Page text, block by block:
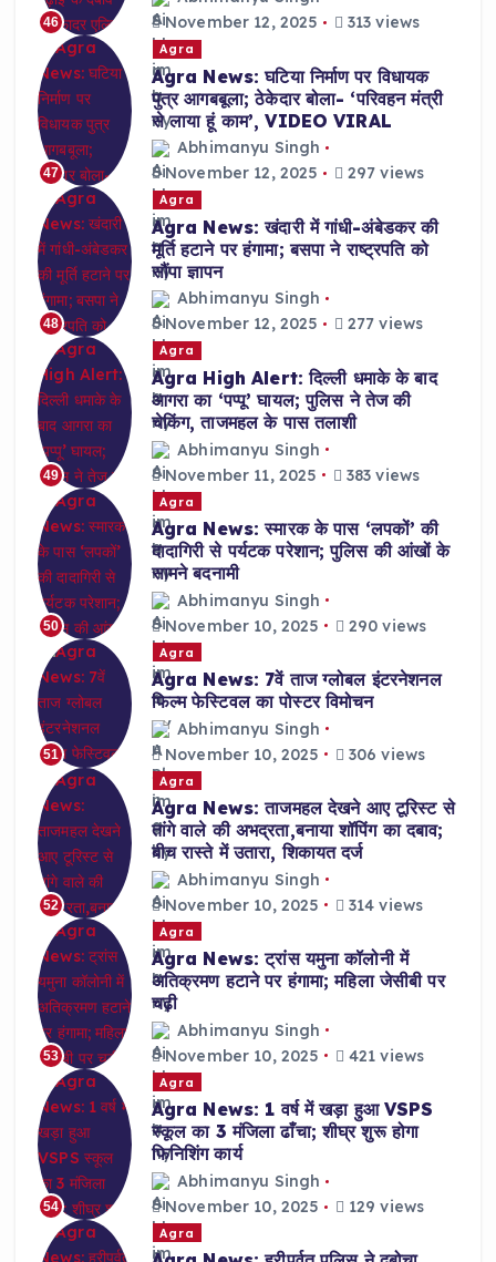
46
November 12, 2025
313 views
47
Agra
Agra News: घटिया निर्माण पर विधायक
पुत्र आगबबूला; ठेकेदार बोला- ‘परिवहन मंत्री
से लाया हूं काम’, VIDEO VIRAL
Abhimanyu Singh
November 12, 2025
297 views
48
Agra
Agra News: खंदारी में गांधी-अंबेडकर की
मूर्ति हटाने पर हंगामा; बसपा ने राष्ट्रपति को
सौंपा ज्ञापन
Abhimanyu Singh
November 12, 2025
277 views
49
Agra
Agra High Alert: दिल्ली धमाके के बाद
आगरा का ‘पप्पू’ घायल; पुलिस ने तेज की
चेकिंग, ताजमहल के पास तलाशी
Abhimanyu Singh
November 11, 2025
383 views
50
Agra
Agra News: स्मारक के पास ‘लपकों’ की
दादागिरी से पर्यटक परेशान; पुलिस की आंखों के
सामने बदनामी
Abhimanyu Singh
November 10, 2025
290 views
51
Agra
Agra News: 7वें ताज ग्लोबल इंटरनेशनल
फिल्म फेस्टिवल का पोस्टर विमोचन
Abhimanyu Singh
November 10, 2025
306 views
52
Agra
Agra News: ताजमहल देखने आए टूरिस्ट से
तांगे वाले की अभद्रता,बनाया शॉपिंग का दबाव;
बीच रास्ते में उतारा, शिकायत दर्ज
Abhimanyu Singh
November 10, 2025
314 views
53
Agra
Agra News: ट्रांस यमुना कॉलोनी में
अतिक्रमण हटाने पर हंगामा; महिला जेसीबी पर
चढ़ी
Abhimanyu Singh
November 10, 2025
421 views
54
Agra
Agra News: 1 वर्ष में खड़ा हुआ VSPS
स्कूल का 3 मंजिला ढाँचा; शीघ्र शुरू होगा
फिनिशिंग कार्य
Abhimanyu Singh
November 10, 2025
129 views
Agra